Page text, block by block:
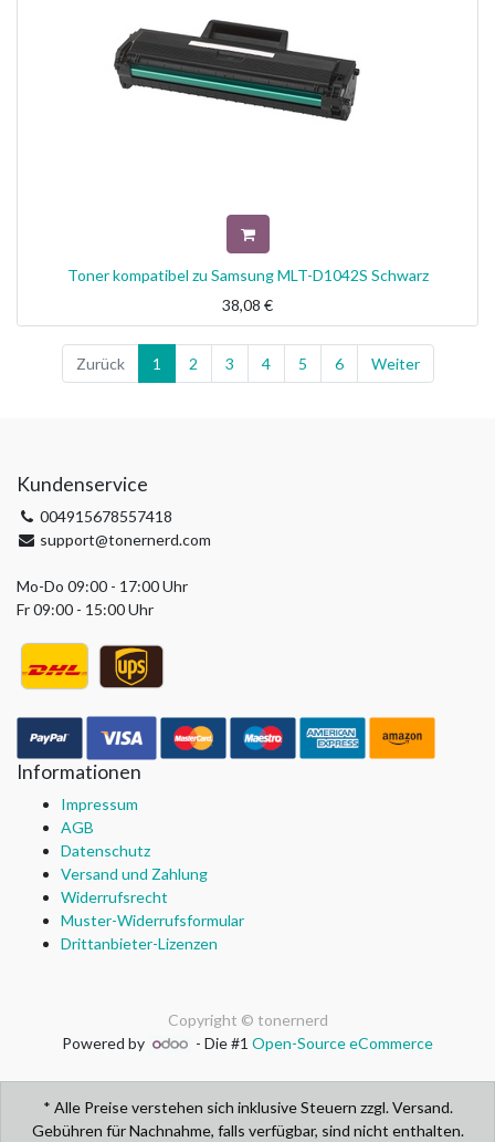
Toner kompatibel zu Samsung MLT-D1042S Schwarz
38,08 €
Zurück 1 2 3 4 5 6 Weiter
Kundenservice
004915678557418
support@tonernerd.com
Mo-Do 09:00 - 17:00 Uhr
Fr 09:00 - 15:00 Uhr
Informationen
Impressum
AGB
Datenschutz
Versand und Zahlung
Widerrufsrecht
Muster-Widerrufsformular
Drittanbieter-Lizenzen
Copyright © tonernerd
Powered by
- Die #1Open-Source eCommerce
* Alle Preise verstehen sich inklusive Steuern zzgl. Versand.
Gebühren für Nachnahme, falls verfügbar, sind nicht enthalten.